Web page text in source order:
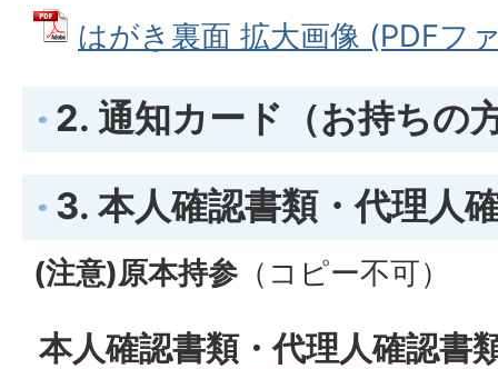
はがき裏面 拡大画像 (PDFフ
2. 通知カード（お持ちの
3. 本人確認書類・代理人
(注意)原本持参 （コピー不可）
本人確認書類・代理人確認書